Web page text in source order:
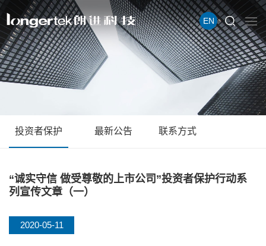
EN
投资者保护 最新公告 联系方式
“诚实守信 做受尊敬的上市公司”投资者保护行动系
列宣传文章（一）
2020-05-11